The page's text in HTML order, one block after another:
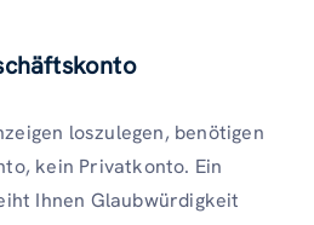
loszulegen, benötigen
kein Privatkonto. Ein
Ihnen Glaubwürdigkeit